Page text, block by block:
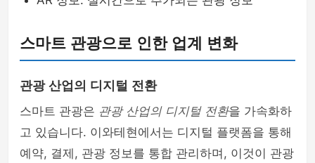
스마트 관광으로 인한 업계 변화
관광 산업의 디지털 전환
스마트 관광은 관광 산업의 디지털 전환을 가속화하
고 있습니다. 이와테현에서는 디지털 플랫폼을 통해
예약, 결제, 관광 정보를 통합 관리하며, 이것이 관광